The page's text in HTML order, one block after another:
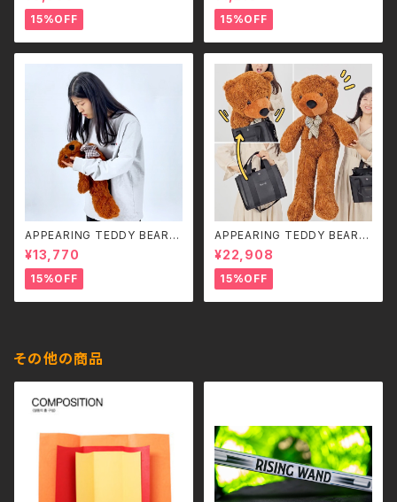
WAYラジコン（2.4GHz・USB充
電式）
15%OFF 15%OFF
APPEARING TEDDY BEAR
（SMALL）
¥13,770
15%OFF
APPEARING TEDDY BEAR
（MEDIUM）
¥22,908
15%OFF
その他の商品